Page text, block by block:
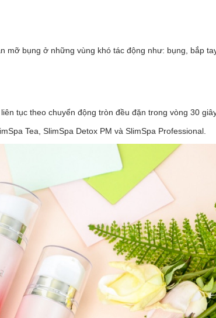
bụng ở những vùng khó tác động như: bụng, bắp
tục theo chuyển động tròn đều đặn trong vòng 30
Tea, SlimSpa Detox PM và SlimSpa Professional.